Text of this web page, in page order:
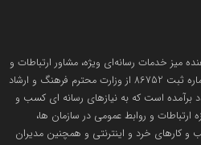
خبر
میز خدمات رسانه‌ای ویژه، مشاور ارتباطات و
رسانه و دارنده مجوز رسانه رسمی با شماره ثبت 86752 از وزارت محترم فرهنگ و ارشاد
برآمده است که به نیازهای رسانه ای کسب و
و روابط عمومی در سازمان ها،
و کارهای خرد و اینترنتی و همچنین مدیران